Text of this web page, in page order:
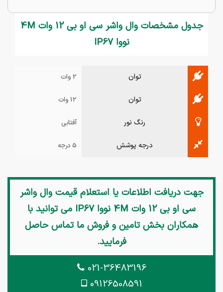
جدول مشخصات وال واشر سی او بی 12 وات 4M
نووا IP67
توان 2 وات
توان 12 وات
رنگ نور آفتابی
درجه پوشش 5 درجه
جهت دریافت اطلاعات یا استعلام قیمتوال واشر
سی او بی 12 وات 4M نووا IP67
می توانید با
همکاران بخش تامین و فروش ما تماس حاصل
فرمایید.
021-36483196
09126508591